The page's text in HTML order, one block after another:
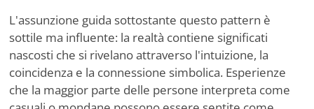
L'assunzione guida sottostante questo pattern è
sottile ma influente: la realtà contiene significati
nascosti che si rivelano attraverso l'intuizione, la
coincidenza e la connessione simbolica. Esperienze
che la maggior parte delle persone interpreta come